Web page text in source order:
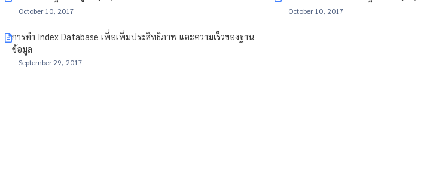
October 10, 2017 October 10, 2017
การทำ Index Database เพื่อเพิ่มประสิทธิภาพ และความเร็วของฐาน
ข้อมูล
September 29, 2017